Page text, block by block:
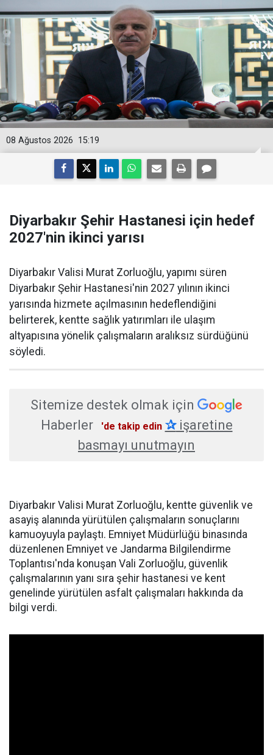
15:19
08 Ağustos 2026
Diyarbakır Şehir Hastanesi için hedef
2027'nin ikinci yarısı
Diyarbakır Valisi Murat Zorluoğlu, yapımı süren
Diyarbakır Şehir Hastanesi'nin 2027 yılının ikinci
yarısında hizmete açılmasının hedeflendiğini
belirterek, kentte sağlık yatırımları ile ulaşım
altyapısına yönelik çalışmaların aralıksız sürdüğünü
söyledi.
Sitemize destek olmak için
Haberler
'de takip edin ✰işaretine
basmayı unutmayın
Diyarbakır Valisi Murat Zorluoğlu, kentte güvenlik ve
asayiş alanında yürütülen çalışmaların sonuçlarını
kamuoyuyla paylaştı. Emniyet Müdürlüğü binasında
düzenlenen Emniyet ve Jandarma Bilgilendirme
Toplantısı'nda konuşan Vali Zorluoğlu, güvenlik
çalışmalarının yanı sıra şehir hastanesi ve kent
genelinde yürütülen asfalt çalışmaları hakkında da
bilgi verdi.